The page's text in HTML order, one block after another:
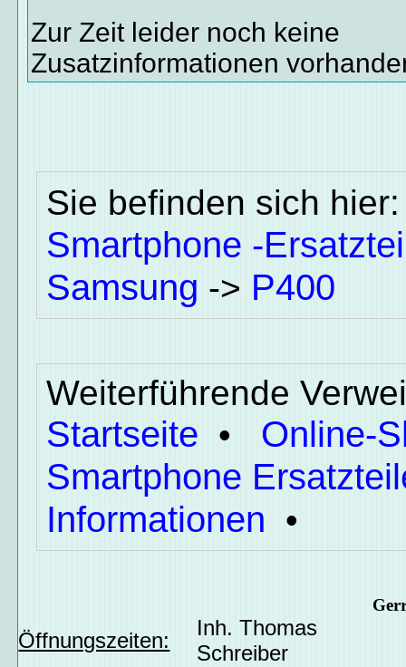
Zur Zeit leider noch keine
Zusatzinformationen
Sie befinden sich
Smartphone -
Samsung -> P400
Weiterführende
Startseite • Online-
Smartphone
Informationen •
Öffnungszeiten:
Inh. Thomas
Schreiber